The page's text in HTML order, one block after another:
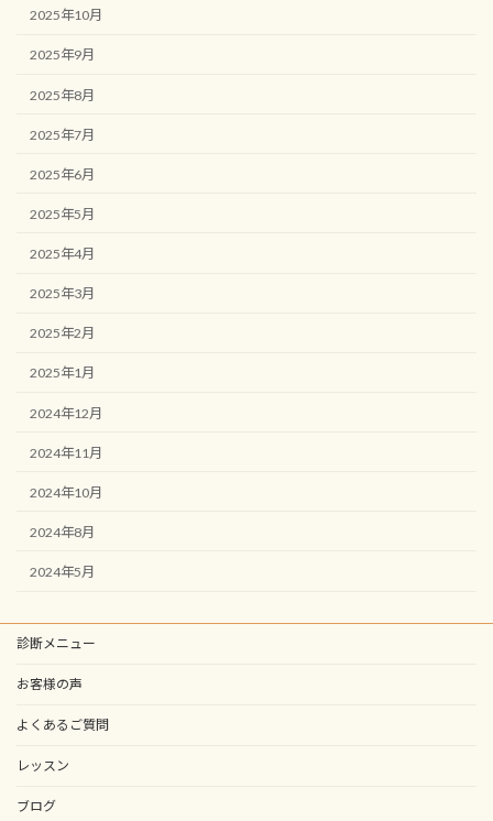
2025年10月
2025年9月
2025年8月
2025年7月
2025年6月
2025年5月
2025年4月
2025年3月
2025年2月
2025年1月
2024年12月
2024年11月
2024年10月
2024年8月
2024年5月
診断メニュー
お客様の声
よくあるご質問
レッスン
ブログ